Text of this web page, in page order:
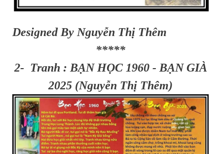
Designed By Nguyễn Thị Thêm
*****
2- Tranh : BẠN HỌC 1960 - BẠN GIÀ
2025 (Nguyễn Thị Thêm)